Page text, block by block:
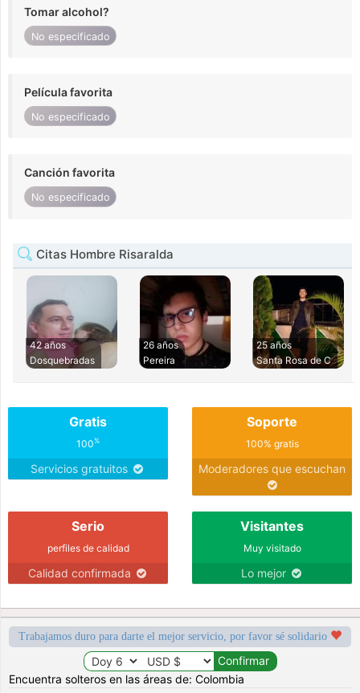
Tomar alcohol?
No especificado
Película favorita
No especificado
Canción favorita
No especificado
Citas Hombre Risaralda
42 años
Dosquebradas
26 años
Pereira
25 años
Santa Rosa de C
Gratis
100%
Servicios gratuitos
Soporte
100% gratis
Moderadores que escuchan
Serio
perfiles de calidad
Calidad confirmada
Visitantes
Muy visitado
Lo mejor
Trabajamos duro para darte el mejor servicio, por favor sé solidario
Encuentra solteros en las áreas de: Colombia